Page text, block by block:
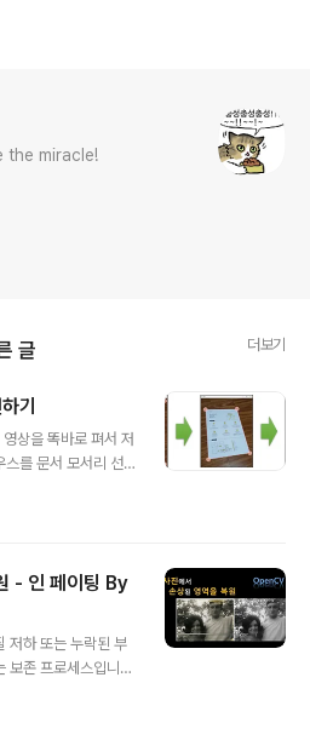
the miracle!
글 더보기
기
상을 똑바로 펴서 저
스를 문서 모서리 선
환) 마우스로 문서
스 드래그 시 좌표 이
어졌을 때의 좌표 기
param): global
event == cv2.EV
- 인 페이팅 By
저하 또는 누락된 부
보존 프로세스입니
비디오와 같은 물리